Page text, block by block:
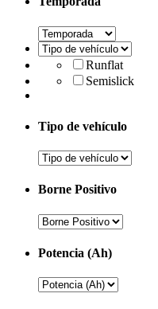
Runflat
Semislick
Tipo de vehículo
Borne Positivo
Potencia (Ah)